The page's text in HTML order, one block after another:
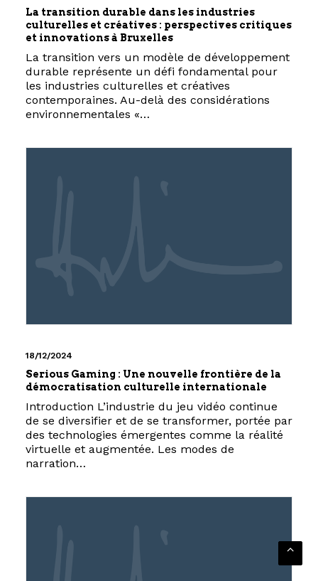
La transition durable dans les industries
culturelles et créatives : perspectives critiques
et innovations à Bruxelles
La transition vers un modèle de développement
durable représente un défi fondamental pour
les industries culturelles et créatives
contemporaines. Au-delà des considérations
environnementales «…
18/12/2024
Serious Gaming : Une nouvelle frontière de la
démocratisation culturelle internationale
Introduction L’industrie du jeu vidéo continue
de se diversifier et de se transformer, portée par
des technologies émergentes comme la réalité
virtuelle et augmentée. Les modes de
narration…